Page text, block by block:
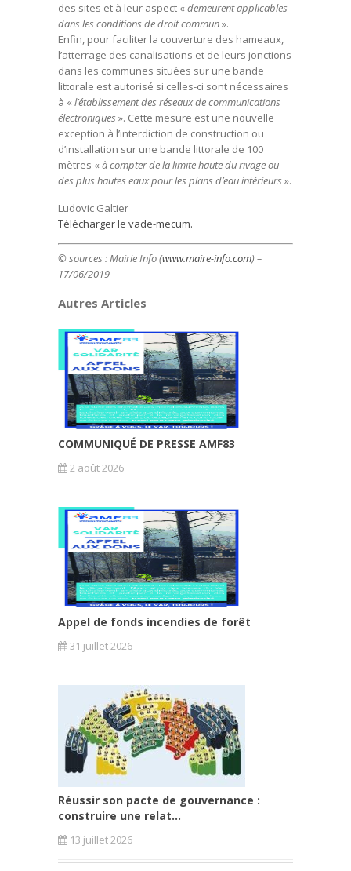
des sites et à leur aspect « demeurent applicables
dans les conditions de droit commun».
Enfin, pour faciliter la couverture des hameaux,
l’atterrage des canalisations et de leurs jonctions
dans les communes situées sur une bande
littorale est autorisé si celles-ci sont nécessaires
à « l’établissement des réseaux de communications
électroniques ». Cette mesure est une nouvelle
exception à l’interdiction de construction ou
d’installation sur une bande littorale de 100
mètres « à compter de la limite haute du rivage ou
des plus hautes eaux pour les plans d’eau intérieurs ».
Ludovic Galtier
Télécharger le vade-mecum.
© sources : Mairie Info (www.maire-info.com) –
17/06/2019
Autres Articles
COMMUNIQUÉ DE PRESSE AMF83
2 août 2026
Appel de fonds incendies de forêt
31 juillet 2026
Réussir son pacte de gouvernance :
construire une relat...
13 juillet 2026